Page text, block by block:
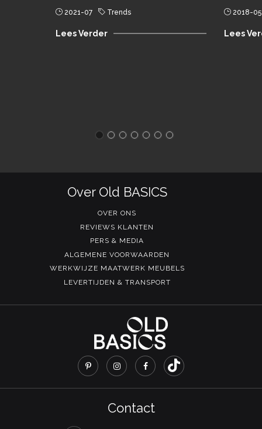
2021-07 Trends
Lees Verder
2018-05
Lees
Over Old BASICS
OVER ONS
REVIEWS KLANTEN
PERS & MEDIA
ALGEMENE VOORWAARDEN
WERKWIJZE MAATWERK MEUBELS
LEVERTIJDEN & TRANSPORT
Contact